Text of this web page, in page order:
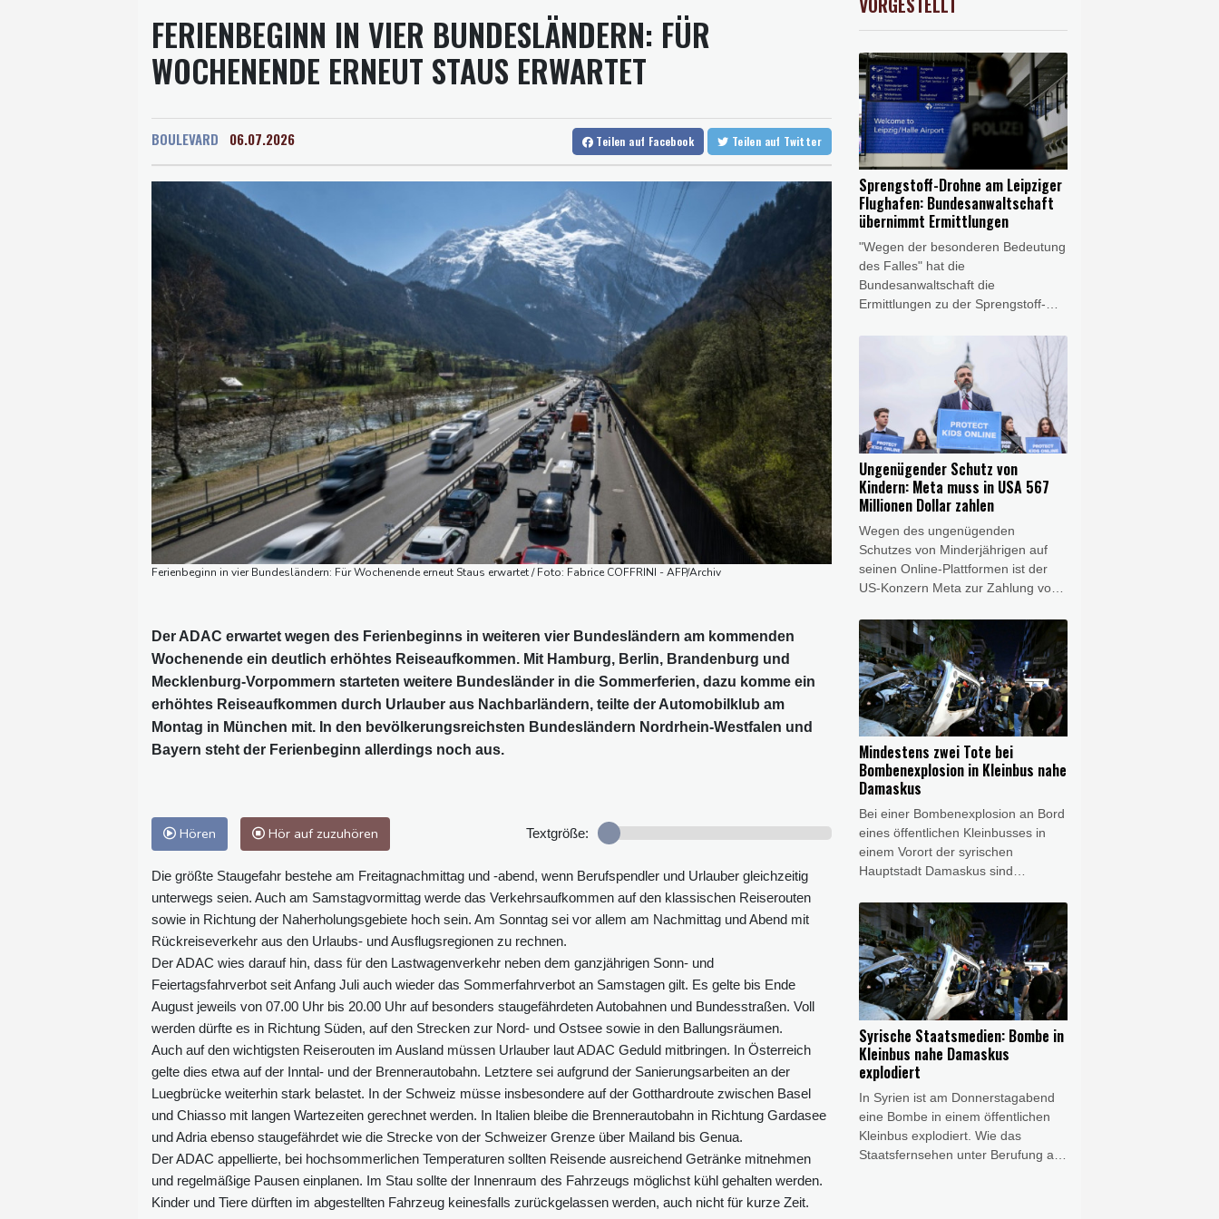
Ungenügender Schutz von Kindern: Meta muss in USA 567 Millionen Dollar zahlen
Regierung und Opposition in Venezuela beginnen offiziellen Dialog - ohne Machado
USA wollen bei Visa-Anträgen offenbar Online-Aktivitäten noch stärker überprüfen
0.05%
FERIENBEGINN IN VIER BUNDESLÄNDERN: FÜR
WOCHENENDE ERNEUT STAUS ERWARTET
BOULEVARD 06.07.2026 Teilen auf Facebook Teilen auf Twitter
Ferienbeginn in vier Bundesländern: Für Wochenende erneut Staus erwartet / Foto: Fabrice COFFRINI - AFP/Archiv
Der ADAC erwartet wegen des Ferienbeginns in weiteren vier Bundesländern am kommenden
Wochenende ein deutlich erhöhtes Reiseaufkommen. Mit Hamburg, Berlin, Brandenburg und
Mecklenburg-Vorpommern starteten weitere Bundesländer in die Sommerferien, dazu komme ein
erhöhtes Reiseaufkommen durch Urlauber aus Nachbarländern, teilte der Automobilklub am
Montag in München mit. In den bevölkerungsreichsten Bundesländern Nordrhein-Westfalen und
Bayern steht der Ferienbeginn allerdings noch aus.
Hören Hör auf zuzuhören Textgröße:
Die größte Staugefahr bestehe am Freitagnachmittag und -abend, wenn Berufspendler und Urlauber gleichzeitig
unterwegs seien. Auch am Samstagvormittag werde das Verkehrsaufkommen auf den klassischen Reiserouten
sowie in Richtung der Naherholungsgebiete hoch sein. Am Sonntag sei vor allem am Nachmittag und Abend mit
Rückreiseverkehr aus den Urlaubs- und Ausflugsregionen zu rechnen.
Der ADAC wies darauf hin, dass für den Lastwagenverkehr neben dem ganzjährigen Sonn- und
Feiertagsfahrverbot seit Anfang Juli auch wieder das Sommerfahrverbot an Samstagen gilt. Es gelte bis Ende
August jeweils von 07.00 Uhr bis 20.00 Uhr auf besonders staugefährdeten Autobahnen und Bundesstraßen. Voll
werden dürfte es in Richtung Süden, auf den Strecken zur Nord- und Ostsee sowie in den Ballungsräumen.
Auch auf den wichtigsten Reiserouten im Ausland müssen Urlauber laut ADAC Geduld mitbringen. In Österreich
gelte dies etwa auf der Inntal- und der Brennerautobahn. Letztere sei aufgrund der Sanierungsarbeiten an der
Luegbrücke weiterhin stark belastet. In der Schweiz müsse insbesondere auf der Gotthardroute zwischen Basel
und Chiasso mit langen Wartezeiten gerechnet werden. In Italien bleibe die Brennerautobahn in Richtung Gardasee
und Adria ebenso staugefährdet wie die Strecke von der Schweizer Grenze über Mailand bis Genua.
Der ADAC appellierte, bei hochsommerlichen Temperaturen sollten Reisende ausreichend Getränke mitnehmen
und regelmäßige Pausen einplanen. Im Stau sollte der Innenraum des Fahrzeugs möglichst kühl gehalten werden.
Kinder und Tiere dürften im abgestellten Fahrzeug keinesfalls zurückgelassen werden, auch nicht für kurze Zeit.
Sprengstoff-Drohne am Leipziger
Flughafen: Bundesanwaltschaft
übernimmt Ermittlungen
"Wegen der besonderen Bedeutung
des Falles" hat die
Bundesanwaltschaft die
Ermittlungen zu der Sprengstoff-
übernommen. Es bestehe der
Verdacht des versuchten
Herbeiführens einer
Sprengstoffexplosion und des
gefährlichen Eingriffs in den
Luftverkehr, erklärte der
Generalbundesanwalt am
Donnerstagabend in Karlsruhe. Die
FDP-Verteidigungsexpertin Marie-
Agnes Strack-Zimmermann sah
derweil Russland hinter dem Vorfall,
der zu einer Diskussion über die
Zuständigkeiten bei der Drohnen-
Abwehr führte.
Ungenügender Schutz von
Kindern: Meta muss in USA 567
Millionen Dollar zahlen
Wegen des ungenügenden
Schutzes von Minderjährigen auf
seinen Online-Plattformen ist der
US-Konzern Meta zur Zahlung von
Euro) verurteilt worden. Mit dem
Geld soll laut dem am Donnerstag
im Bundesstaat New Mexico
gefällten Richterspruch ein Fonds
zur Unterstützung von
Minderjährigen finanziert werden,
die durch Online-Konsum zu
Schaden gekommen seien.
Mindestens zwei Tote bei
Bombenexplosion in Kleinbus nahe
Damaskus
Bei einer Bombenexplosion an Bord
eines öffentlichen Kleinbusses in
einem Vorort der syrischen
Hauptstadt Damaskus sind
worden. 13 weitere Menschen seien
bei der Explosion in Dscharamana
verletzt worden, berichtete die
amtliche Nachrichtenagentur Sana
am Donnerstagabend unter
Berufung auf das
Gesundheitsministerium. In der
Gegend leben vor allem Drusen und
Christen.
Syrische Staatsmedien: Bombe in
Kleinbus nahe Damaskus
explodiert
In Syrien ist am Donnerstagabend
eine Bombe in einem öffentlichen
Kleinbus explodiert. Wie das
Staatsfernsehen unter Berufung auf